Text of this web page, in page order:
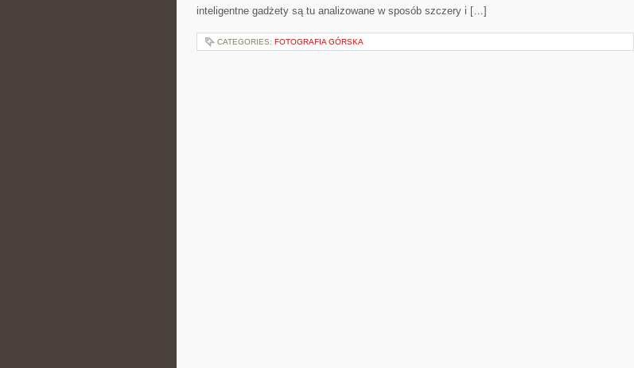
inteligentne gadżety są tu analizowane w sposób szczery i […]
CATEGORIES: FOTOGRAFIA GÓRSKA